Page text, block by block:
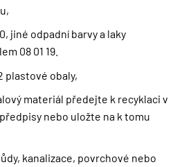
jiné odpadní barvy a laky
08 01 19.
plastové obaly,
materiál předejte k recyklaci v
nebo uložte na k tomu
kanalizace, povrchové nebo